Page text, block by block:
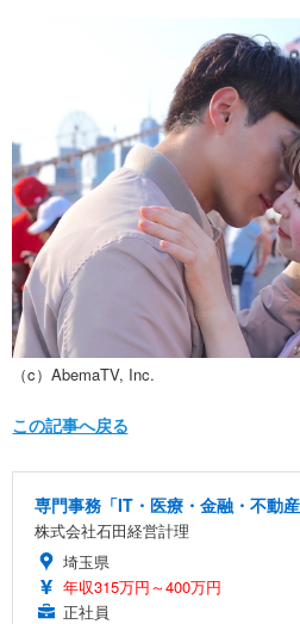
（c）AbemaTV, Inc.
この記事へ戻る
専門事務「IT・医療・金融・不動産
株式会社石田経営計理
埼玉県
年収315万円～400万円
正社員